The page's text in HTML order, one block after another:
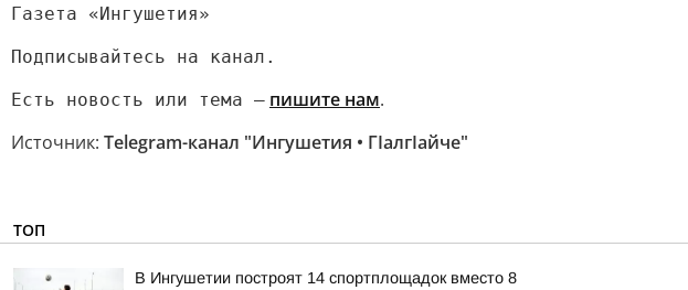
Газета «Ингушетия»
Подписывайтесь на канал.
Есть новость или тема — пишите нам.
Источник: Telegram-канал "Ингушетия • ГIалгIайче"
ТОП
В Ингушетии построят 14 спортплощадок вместо 8